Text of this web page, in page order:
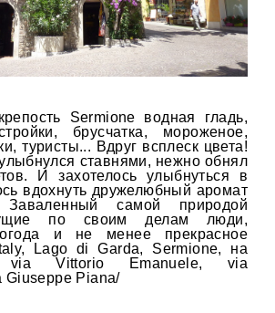
Sermione водная гладь,
брусчатка, мороженое,
туристы... Вдруг всплеск цвета!
ставнями, нежно обнял
И захотелось улыбнуться в
вдохнуть дружелюбный аромат
самой природой
по своим делам люди,
и не менее прекрасное
Lago di Garda, Sermione, на
via Vittorio Emanuele, via
Giuseppe Piana/